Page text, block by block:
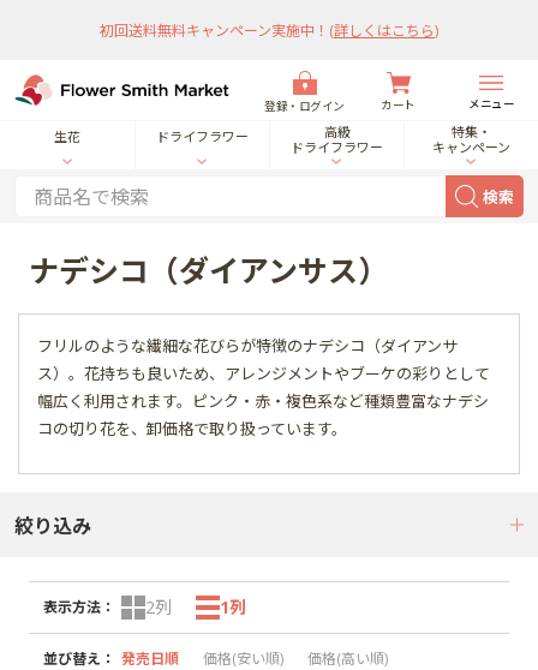
初回送料無料キャンペーン実施中！ (詳しくはこちら)
登録・ログイン カート メニュー
生花 ドライフラワー
高級
ドライフラワー
特集・
キャンペーン
検索
ナデシコ（ダイアンサス）
フリルのような繊細な花びらが特徴のナデシコ（ダイアンサ
ス）。花持ちも良いため、アレンジメントやブーケの彩りとして
幅広く利用されます。ピンク・赤・複色系など種類豊富なナデシ
コの切り花を、卸価格で取り扱っています。
絞り込み
表示方法： 2列 1列
並び替え ： 発売日順 価格(安い順) 価格(高い順)